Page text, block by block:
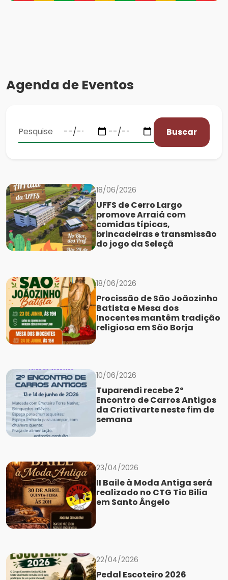
Agenda de Eventos
Buscar
18/06/2026
UFFS de Cerro Largo
promove Arraiá com
comidas típicas,
brincadeiras e transmissão
do jogo da Seleçã
18/06/2026
Procissão de São Joãozinho
Batista e Mesa dos
Inocentes mantêm tradição
religiosa em São Borja
10/06/2026
Tuparendi recebe 2º
Encontro de Carros Antigos
da Criativarte neste fim de
semana
23/04/2026
II Baile à Moda Antiga será
realizado no CTG Tio Bilia
em Santo Ângelo
22/04/2026
Pedal Escoteiro 2026